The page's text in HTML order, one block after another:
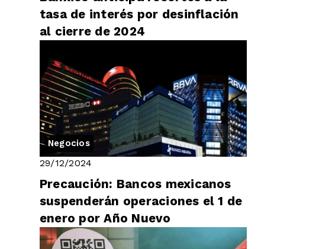
tasa de interés por desinflación
al cierre de 2024
Negocios
29/12/2024
Precaución: Bancos mexicanos
suspenderán operaciones el 1 de
enero por Año Nuevo